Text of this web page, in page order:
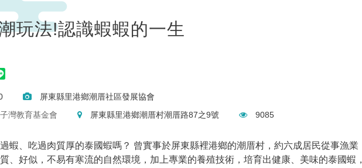
玩法!認識蝦蝦的一生
屏東縣里港鄉潮厝社區發展協會
灣教育基金會
屏東縣里港鄉潮厝村潮厝路87之9號 9085
蝦、吃過肉質厚的泰國蝦嗎？ 曾實事於屏東縣裡港鄉的潮厝村，約六成居民從事漁業
、好似，不易有寒流的自然環境，加上專業的養殖技術，培育出健康、美味的泰國蝦